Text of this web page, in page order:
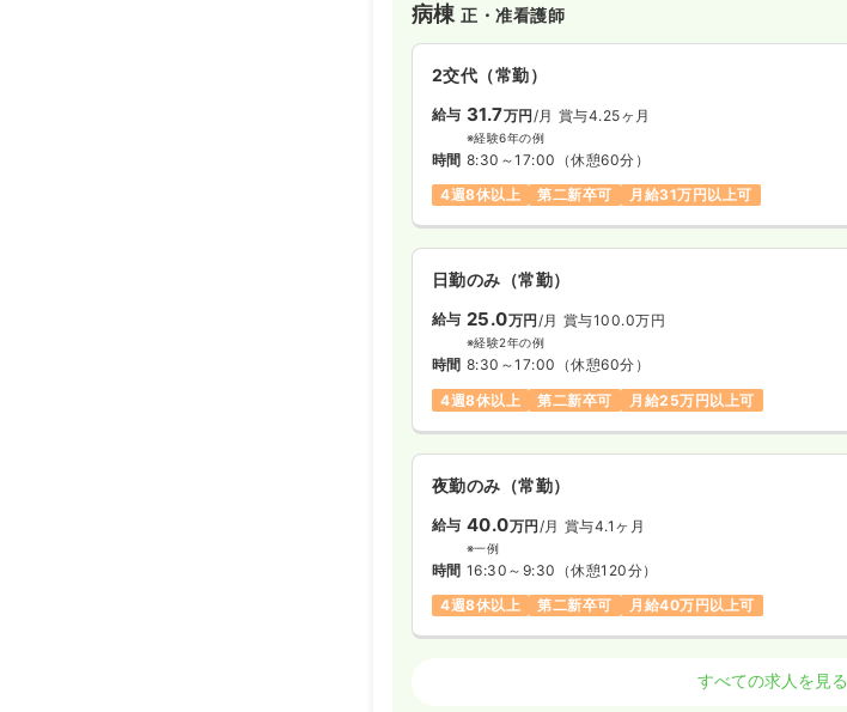
30.1万円/月
※経験5年の例
時間 9:00～17:00
病棟正・准看護師
2交代（常勤）
給与 31.7万円/月 賞与4.25ヶ月
※経験6年の例
時間 8:30～17:00 （休憩60分）
4週8休以上
第二新卒可 月給31万円以上可
日勤のみ（常勤）
給与 25.0万円/月 賞与100.0万円
※経験2年の例
時間 8:30～17:00 （休憩60分）
4週8休以上
第二新卒可 月給25万円以上可
夜勤のみ（常勤）
給与 40.0万円 /月 賞与4.1ヶ月
※一例
時間 16:30～9:30 （休憩120分）
4週8休以上
第二新卒可 月給40万円以上可
すべての求人を見る